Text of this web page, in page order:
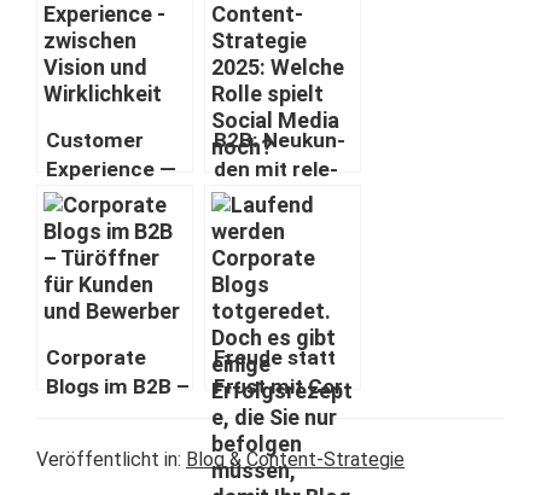
Cus­tomer
Expe­ri­ence —
zwis­chen
Vision und
Wirklichkeit
B2B: Neukun­
den mit rel­e­
van­ten Inhal­
ten
überzeugen
Cor­po­rate
Blogs im B2B –
Kun­den und
Bewerber
Freude statt
Frust mit Cor­
po­rate Blogs
Veröffentlicht in: Blog & Content-Strategie